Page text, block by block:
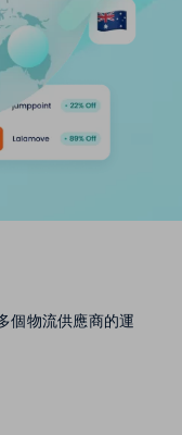
個物流供應商的運